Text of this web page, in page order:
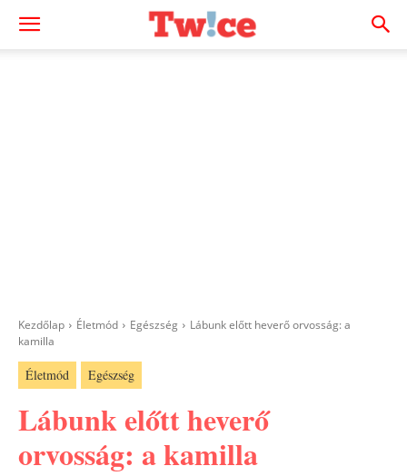
Kezdőlap Életmód Egészség
Lábunk előtt heverő orvosság: a
kamilla
Életmód Egészség
Lábunk előtt heverő
orvosság: a kamilla